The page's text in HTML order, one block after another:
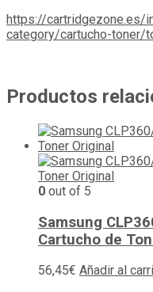
https://cartridgezone.es/
category/cartucho-
Productos
0 out of 5
Samsung
Cartucho de
56,45€ Añadir al